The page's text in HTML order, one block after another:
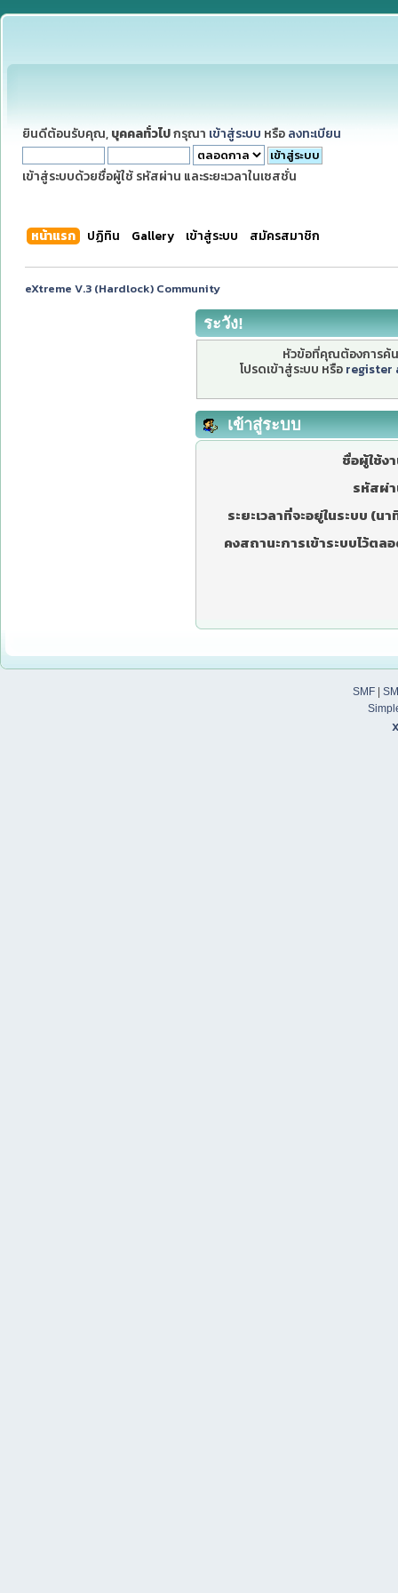
ยินดีต้อนรับคุณ, บุคคลทั่วไปกรุณา เข้าสู่ระบบ หรือ ลงทะเบียน
เข้าสู่ระบบด้วยชื่อผู้ใช้ รหัสผ่าน และระยะเวลาในเซสชั่น
หน้าแรก ปฏิทิน Gallery เข้าสู่ระบบ สมัครสมาชิก
eXtreme V.3 (Hardlock) Community
ระวัง!
หัวข้อที่คุณต้องการค้
โปรดเข้าสู่ระบบ หรือ register
เข้าสู่ระบบ
ชื่อผู้ใช้ง
รหัสผ่
ระยะเวลาที่จะอยู่ในระบบ (นา
คงสถานะการเข้าระบบไว้ตล
SMF|